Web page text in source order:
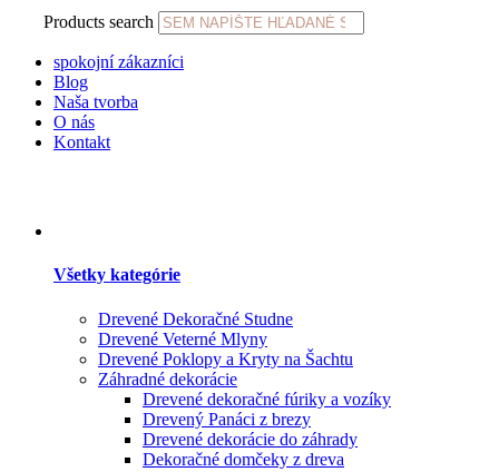
Products search
spokojní zákazníci
Blog
Naša tvorba
O nás
Kontakt
Všetky kategórie
Drevené Dekoračné Studne
Drevené Veterné Mlyny
Drevené Poklopy a Kryty na Šachtu
Záhradné dekorácie
Drevené dekoračné fúriky a vozíky
Drevený Panáci z brezy
Drevené dekorácie do záhrady
Dekoračné domčeky z dreva